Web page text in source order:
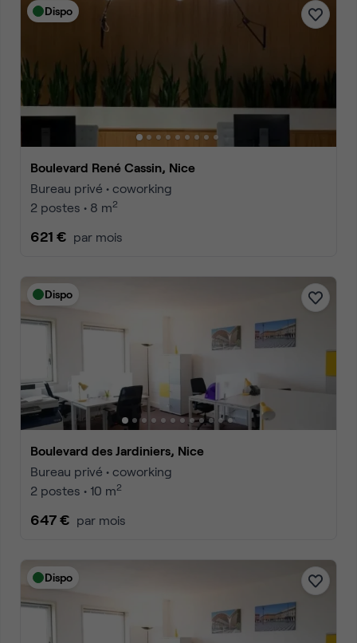
Dispo
Boulevard René Cassin, Nice
Bureau privé • coworking
2 postes • 8 m2
621 € par mois
Dispo
Boulevard des Jardiniers, Nice
Bureau privé • coworking
2 postes • 10 m2
647 € par mois
Dispo